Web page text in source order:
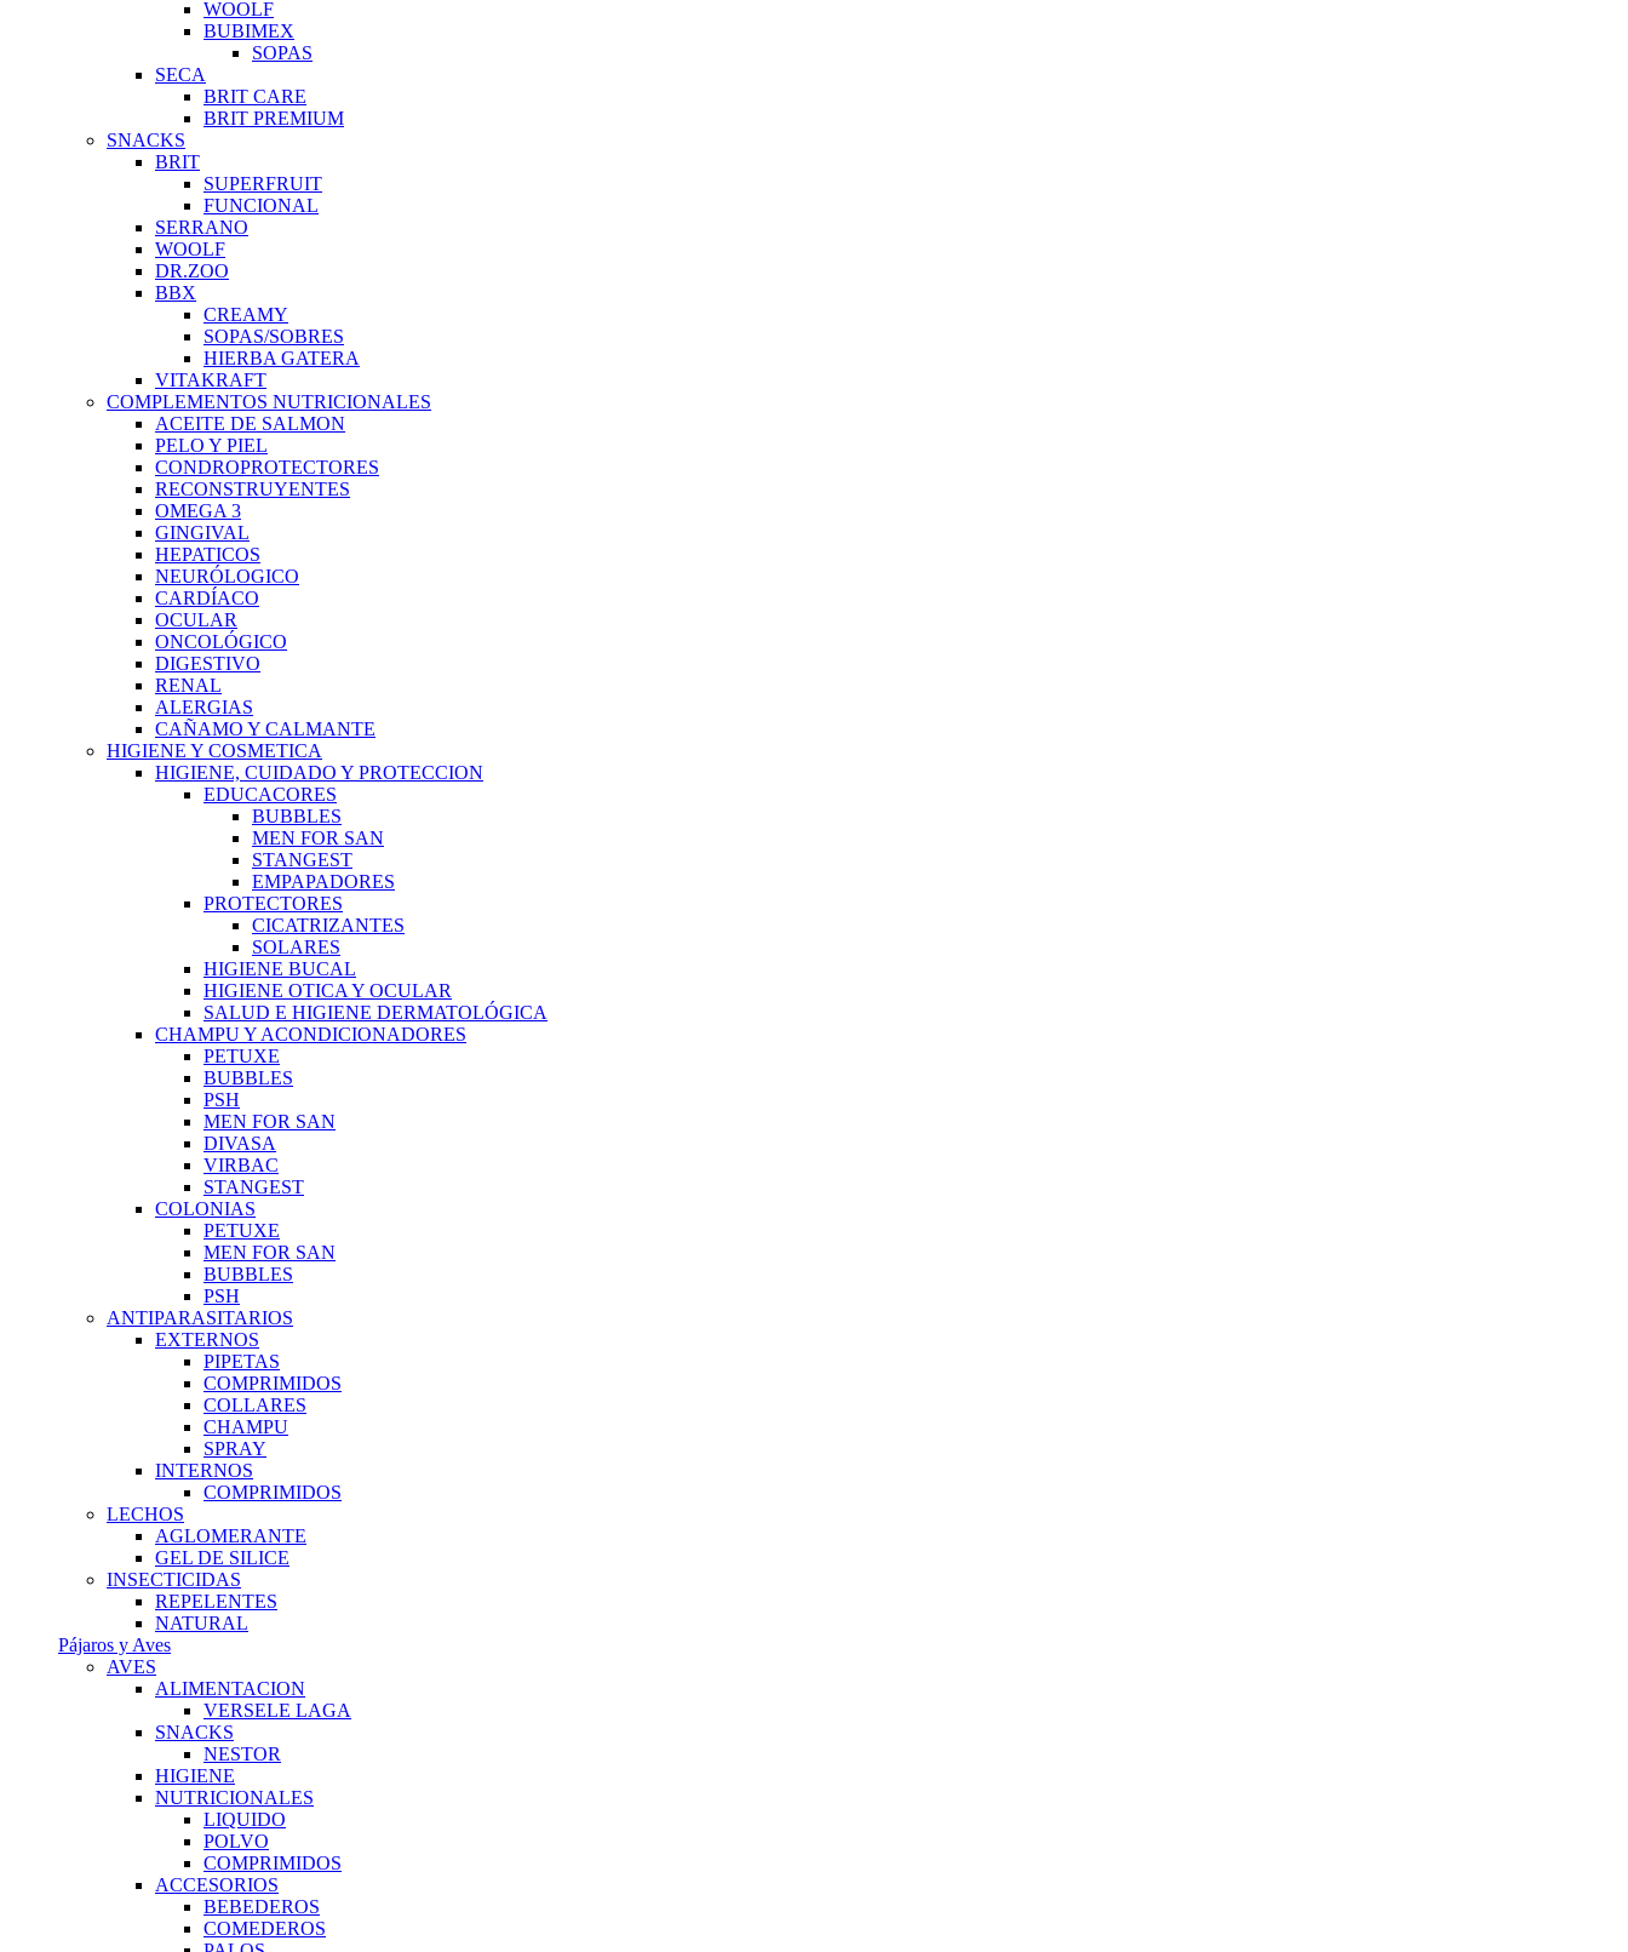
WOOLF
BUBIMEX
SOPAS
SECA
BRIT CARE
BRIT PREMIUM
SNACKS
BRIT
SUPERFRUIT
FUNCIONAL
SERRANO
WOOLF
DR.ZOO
BBX
CREAMY
SOPAS/SOBRES
HIERBA GATERA
VITAKRAFT
COMPLEMENTOS NUTRICIONALES
ACEITE DE SALMON
PELO Y PIEL
CONDROPROTECTORES
RECONSTRUYENTES
OMEGA 3
GINGIVAL
HEPATICOS
NEURÓLOGICO
CARDÍACO
OCULAR
ONCOLÓGICO
DIGESTIVO
RENAL
ALERGIAS
CAÑAMO Y CALMANTE
HIGIENE Y COSMETICA
HIGIENE, CUIDADO Y PROTECCION
EDUCACORES
BUBBLES
MEN FOR SAN
STANGEST
EMPAPADORES
PROTECTORES
CICATRIZANTES
SOLARES
HIGIENE BUCAL
HIGIENE OTICA Y OCULAR
SALUD E HIGIENE DERMATOLÓGICA
CHAMPU Y ACONDICIONADORES
PETUXE
BUBBLES
PSH
MEN FOR SAN
DIVASA
VIRBAC
STANGEST
COLONIAS
PETUXE
MEN FOR SAN
BUBBLES
PSH
ANTIPARASITARIOS
EXTERNOS
PIPETAS
COMPRIMIDOS
COLLARES
CHAMPU
SPRAY
INTERNOS
COMPRIMIDOS
LECHOS
AGLOMERANTE
GEL DE SILICE
INSECTICIDAS
REPELENTES
NATURAL
Pájaros y Aves
AVES
ALIMENTACION
VERSELE LAGA
SNACKS
NESTOR
HIGIENE
NUTRICIONALES
LIQUIDO
POLVO
COMPRIMIDOS
ACCESORIOS
BEBEDEROS
COMEDEROS